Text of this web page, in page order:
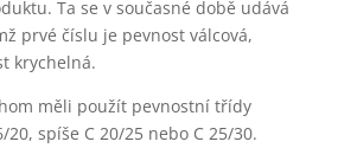
Ta se v současné době udává
prvé číslu je pevnost válcová,
krychelná.
měli použít pevnostní třídy
spíše C 20/25 nebo C 25/30.